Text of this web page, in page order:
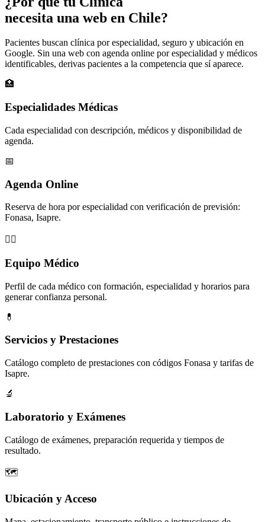
necesita una web en Chile?
Pacientes buscan clínica por especialidad, seguro y ubicación en
Google. Sin una web con agenda online por especialidad y médicos
identificables, derivas pacientes a la competencia que sí aparece.
🏥
Especialidades Médicas
Cada especialidad con descripción, médicos y disponibilidad de
agenda.
📅
Agenda Online
Reserva de hora por especialidad con verificación de previsión:
Fonasa, Isapre.
👨‍⚕️
Equipo Médico
Perfil de cada médico con formación, especialidad y horarios para
generar confianza personal.
💊
Servicios y Prestaciones
Catálogo completo de prestaciones con códigos Fonasa y tarifas de
Isapre.
🔬
Laboratorio y Exámenes
Catálogo de exámenes, preparación requerida y tiempos de
resultado.
🗺️
Ubicación y Acceso